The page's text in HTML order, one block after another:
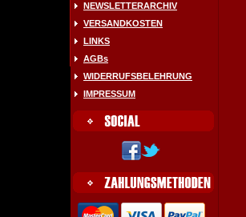
NEWSLETTERARCHIV
VERSANDKOSTEN
LINKS
AGBs
WIDERRUFSBELEHRUNG
IMPRESSUM